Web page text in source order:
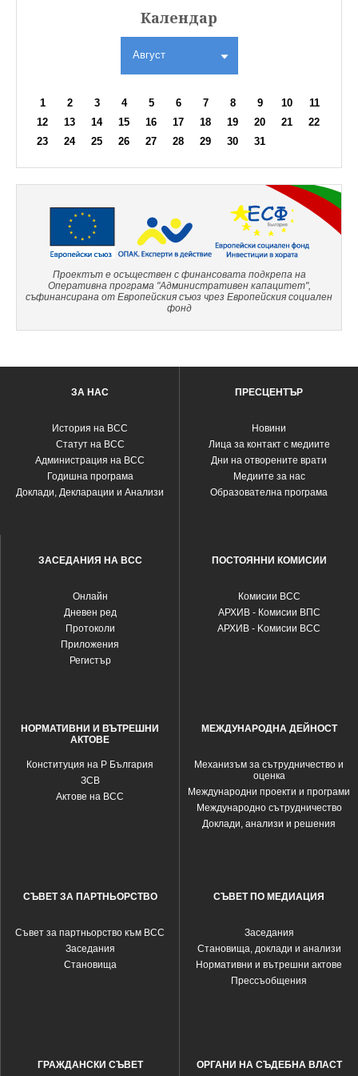
Календар
Август
1 2 3 4 5 6 7 8 9 10
11
12
13 14 15 16 17 18 19 20 21
22
23
24 25 26 27 28 29 30 31
Проектът е осъществен с финансовата подкрепа на
Оперативна програма "Административен капацитет",
съфинансирана от Европейския съюз чрез Европейския социален
фонд
ЗА НАС
История на ВСС
Статут на ВСС
Администрация на ВСС
Годишна програма
Доклади, Декларации и Анализи
ПРЕСЦЕНТЪР
Новини
Лица за контакт с медиите
Дни на отворените врати
Медиите за нас
Образователна програма
ЗАСЕДАНИЯ НА ВСС
Oнлайн
Дневен ред
Протоколи
Приложения
Регистър
ПОСТОЯННИ КОМИСИИ
Комисии ВСС
АРХИВ - Комисии ВПС
АРХИВ - Kомисии ВСС
НОРМАТИВНИ И ВЪТРЕШНИ
АКТОВЕ
Конституция на Р България
ЗСВ
Актове на ВСС
МЕЖДУНАРОДНА ДЕЙНОСТ
Механизъм за сътрудничество и
оценка
Международни проекти и програми
Международно сътрудничество
Доклади, анализи и решения
СЪВЕТ ЗА ПАРТНЬОРСТВО
Съвет за партньорство към ВСС
Заседания
Становища
СЪВЕТ ПО МЕДИАЦИЯ
Заседания
Становища, доклади и анализи
Нормативни и вътрешни актове
Прессъобщения
ГРАЖДАНСКИ СЪВЕТ ОРГАНИ НА СЪДЕБНА ВЛАСТ